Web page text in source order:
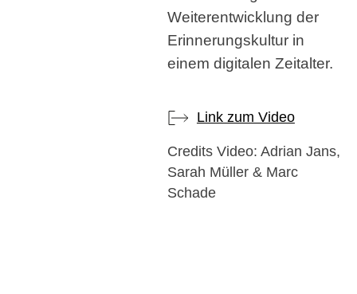
Weiterentwicklung der
Erinnerungskultur in
einem digitalen Zeitalter.
Link zum Video
Credits Video: Adrian Jans,
Sarah Müller & Marc
Schade